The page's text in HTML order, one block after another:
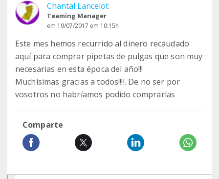
Chantal Lancelot
Teaming Manager
em 19/07/2017 em 10:15h
Este mes hemos recurrido al dinero recaudado
aquí para comprar pipetas de pulgas que son muy
necesarias en esta época del año!!!
Muchísimas gracias a todos!!!!. De no ser por
vosotros no habríamos podido comprarlas
Comparte